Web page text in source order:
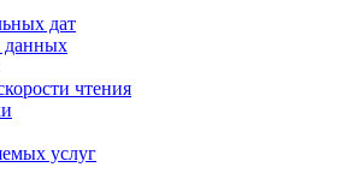
дат
данных
чтения
услуг